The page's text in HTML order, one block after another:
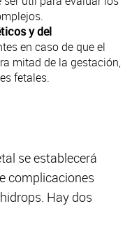
y del
en caso de que el
mitad de la gestación,
fetales.
se establecerá
complicaciones
Hay dos